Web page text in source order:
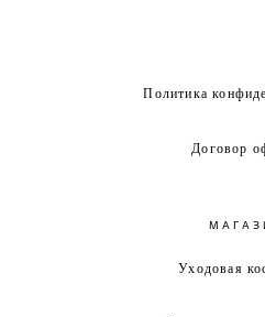
Политика
Договор
Уходовая